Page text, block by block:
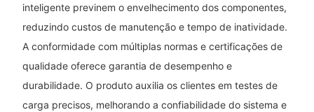
inteligente previnem o envelhecimento dos componentes,
reduzindo custos de manutenção e tempo de inatividade.
A conformidade com múltiplas normas e certificações de
qualidade oferece garantia de desempenho e
durabilidade. O produto auxilia os clientes em testes de
carga precisos, melhorando a confiabilidade do sistema e